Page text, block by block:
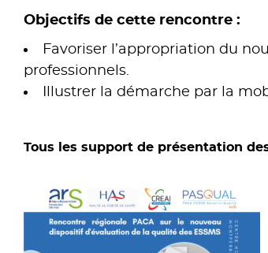
Objectifs de cette rencontre :
Favoriser l’appropriation du
professionnels.
Illustrer la démarche par la
Tous les support de présentation